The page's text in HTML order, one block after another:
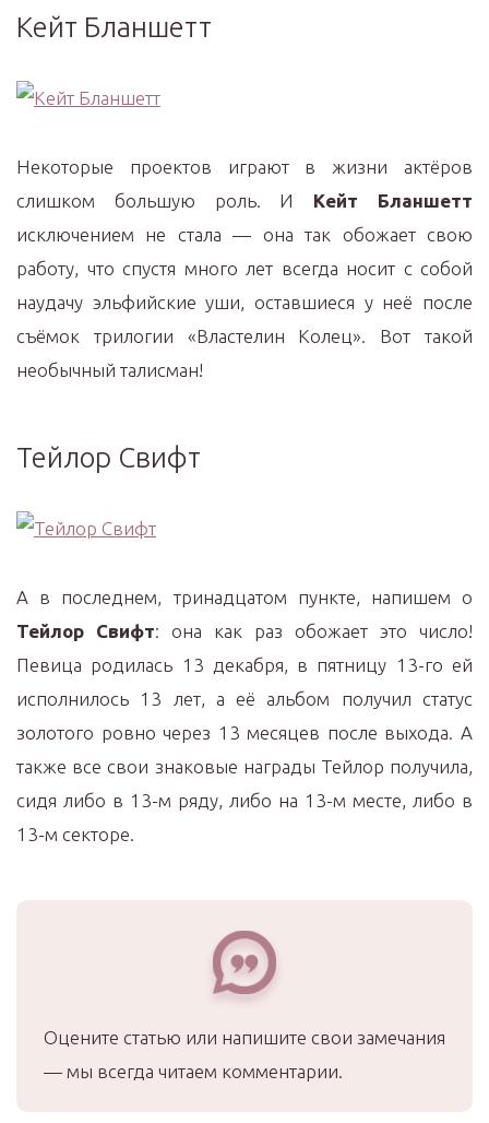
Кейт Бланшетт
Некоторые проектов играют в жизни актёров
слишком большую роль. И Кейт Бланшетт
исключением не стала — она так обожает свою
работу, что спустя много лет всегда носит с собой
наудачу эльфийские уши, оставшиеся у неё после
съёмок трилогии «Властелин Колец». Вот такой
необычный талисман!
Тейлор Свифт
А в последнем, тринадцатом пункте, напишем о
Тейлор Свифт: она как раз обожает это число!
Певица родилась 13 декабря, в пятницу 13-го ей
исполнилось 13 лет, а её альбом получил статус
золотого ровно через 13 месяцев после выхода. А
также все свои знаковые награды Тейлор получила,
сидя либо в 13-м ряду, либо на 13-м месте, либо в
13-м секторе.
Оцените статью или напишите свои замечания
— мы всегда читаем комментарии.